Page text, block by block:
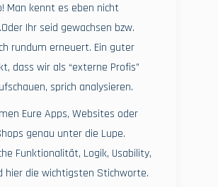
Man kennt es eben nicht
Ihr seid gewachsen bzw.
rundum erneuert. Ein guter
dass wir als “externe Profis”
sprich analysieren.
Eure Apps, Websites oder
genau unter die Lupe.
Funktionalität, Logik, Usability,
hier die wichtigsten Stichworte.